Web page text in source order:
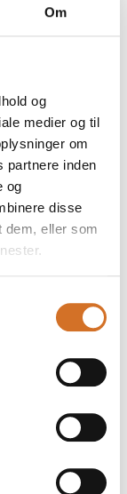
Om
og
medier og til
om
partnere inden
og
disse
dem, eller som
På messen
På messen